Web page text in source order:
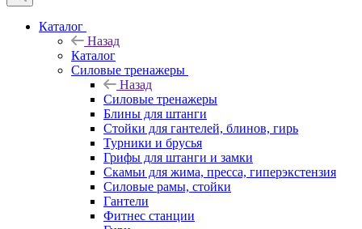
Каталог
Назад
Каталог
Силовые тренажеры
Назад
Силовые тренажеры
Блины для штанги
Стойки для гантелей, блинов, гирь
Турники и брусья
Грифы для штанги и замки
Скамьи для жима, пресса, гиперэкстензия
Силовые рамы, стойки
Гантели
Фитнес станции